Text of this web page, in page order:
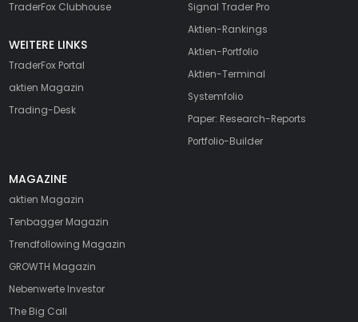
TraderFox Clubhouse
WEITERE LINKS
TraderFox Portal
aktien Magazin
Trading-Desk
Signal Trader Pro
Aktien-Rankings
Aktien-Portfolio
Aktien-Terminal
Systemfolio
Paper: Research-Reports
Portfolio-Builder
MAGAZINE
aktien Magazin
Tenbagger Magazin
Trendfollowing Magazin
GROWTH Magazin
Nebenwerte Investor
The Big Call